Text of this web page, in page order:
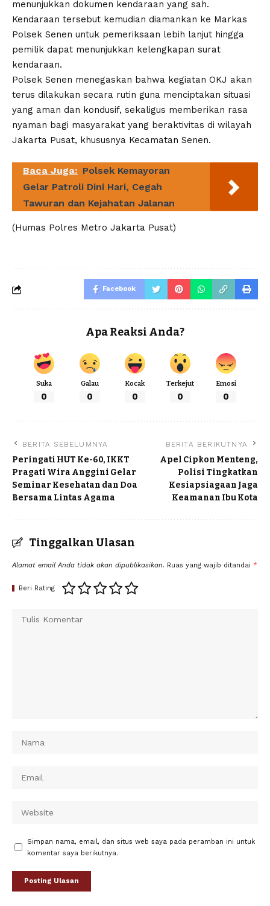
menunjukkan dokumen kendaraan yang sah.
Kendaraan tersebut kemudian diamankan ke Markas
Polsek Senen untuk pemeriksaan lebih lanjut hingga
pemilik dapat menunjukkan kelengkapan surat
kendaraan.
Polsek Senen menegaskan bahwa kegiatan OKJ akan
terus dilakukan secara rutin guna menciptakan situasi
yang aman dan kondusif, sekaligus memberikan rasa
nyaman bagi masyarakat yang beraktivitas di wilayah
Jakarta Pusat, khususnya Kecamatan Senen.
Baca Juga: Polsek Kemayoran
Gelar Patroli Dini Hari, Cegah
Tawuran dan Kejahatan Jalanan
(Humas Polres Metro Jakarta Pusat)
Facebook
Apa Reaksi Anda?
Suka
0
Galau
0
Kocak
0
Terkejut
0
Emosi
0
BERITA SEBELUMNYA
Peringati HUT Ke-60, IKKT
Pragati Wira Anggini Gelar
Seminar Kesehatan dan Doa
Bersama Lintas Agama
BERITA BERIKUTNYA
Apel Cipkon Menteng,
Polisi Tingkatkan
Kesiapsiagaan Jaga
Keamanan Ibu Kota
Tinggalkan Ulasan
Alamat email Anda tidak akan dipublikasikan. Ruas yang wajib ditandai *
Beri Rating
Simpan nama, email, dan situs web saya pada peramban ini untuk
komentar saya berikutnya.